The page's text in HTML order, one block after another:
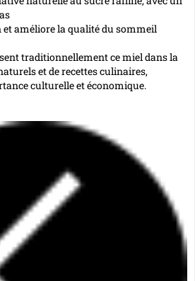
améliore la qualité du sommeil
traditionnellement ce miel dans la
et de recettes culinaires,
culturelle et économique.